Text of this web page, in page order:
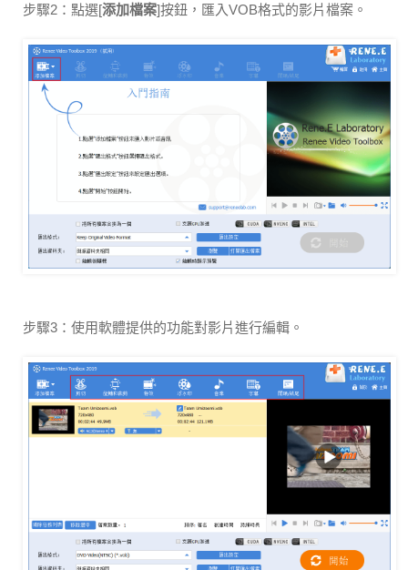
步驟2：點選[添加檔案]按鈕，匯入VOB格式的影片檔案。
步驟3：使用軟體提供的功能對影片進行編輯。